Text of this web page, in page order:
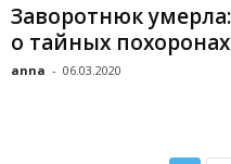
Заворотнюк
о тайных похоронах
anna - 06.03.2020